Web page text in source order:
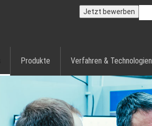
Jetzt bewerben
Produkte Verfahren & Technologien